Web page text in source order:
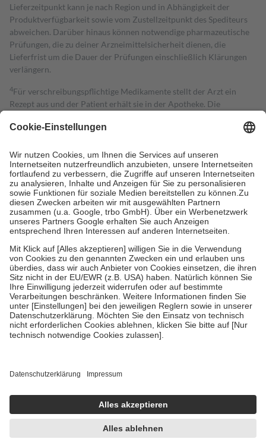
Lieferzeitpunkt kann je nach Region und in Abhängigkeit der
Produktverfügbarkeit sowie vom Zustellzeitpunkt des Spediteurs
abweichen. Darüber hinaus können notwendige pharmazeutische
Prüfungen, die zu deiner Arzneimittelsicherheit dienen, die
Lieferfrist um die Dauer der Prüfungen einschließlich Klärungen
verlängern.
4Für verschreibungspflichtige Medikamente stellt der Arzt ein
Rezept aus und der Patient erhält sie in der Apotheke. Die
Kosten dafür, der Versicherte trägt einen Teil davon als Zuzahlung
Grundsätzlich leisten Mitglieder Zuzahlungen in Höhe von zehn
Prozent des Abgabepreises,mindestensjedochfünf Euround
höchstens zehn Euro.Es sind jedoch nie mehr als die tatsächlichen
Kosten der Leistung zu entrichten.
Diese Regeln gelten grundsätzlich auch für Online-Apotheken.
Bei Heilmitteln und häuslicher Krankenpflege beträgt die
Zuzahlung zehn Prozent der Kosten sowie zehn Euro je
Um das Engagement der Versicherten für ihre eigene Gesundheit zu
stärken und die besondere Stellung der Familie zu unterstützen,
fallenkeine Zuzahlungen an bei:
• Kindern und Jugendlichen bis zum vollendeten 18. Lebensjahr
mit Ausnahme der Fahrkosten
• Untersuchungen zur Vorsorge und Früherkennung, die von der
GKV getragen werden
• empfohlenen Schutzimpfungen
Wir nutzen Trusted Shops als unabhängigen Dienstleister für die
getroffen, um sicherzustellen, dass es sich um echte Bewertungen
handelt. Mehr Informationen findest du hier:
https://help.etrusted.com/hc/de/articles/4419944605341